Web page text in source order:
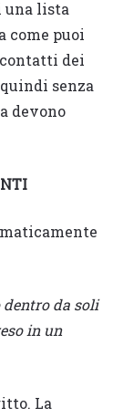
una lista
come puoi
dei
senza
devono
dentro da soli
in un
La